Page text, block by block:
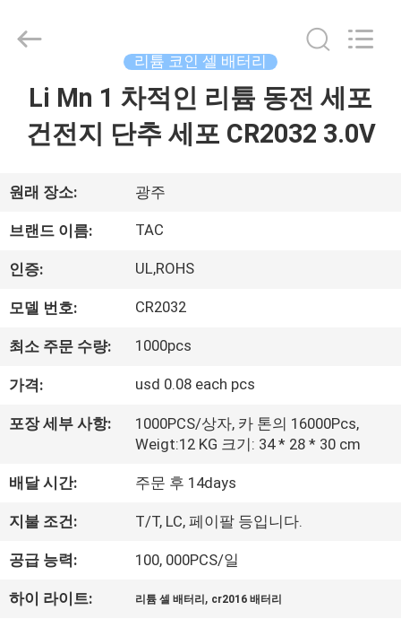
품
동
영
회
사
개
공
장
2011
Technology
Reserved.
리튬 코인 셀 배터리
Li Mn 1 차적인 리튬 동전 세포
건전지 단추 세포 CR2032 3.0V
원래 장소: 광주
브랜드 이름: TAC
인증: UL,ROHS
모델 번호: CR2032
최소 주문 수량: 1000pcs
가격: usd 0.08 each pcs
포장 세부 사항:
1000PCS/상자, 카 톤의 16000Pcs,
Weigt:12 KG 크기: 34 * 28 * 30 cm
배달 시간: 주문 후 14days
지불 조건: T/T, LC, 페이팔 등입니다.
공급 능력: 100, 000PCS/일
하이 라이트: 리튬 셀 배터리 , cr2016 배터리